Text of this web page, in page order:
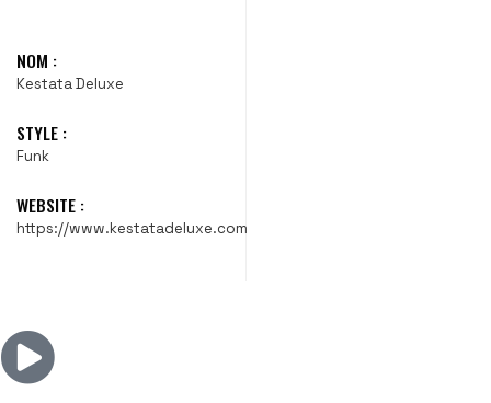
NOM :
Kestata Deluxe
STYLE :
Funk
WEBSITE :
https://www.kestatadeluxe.com